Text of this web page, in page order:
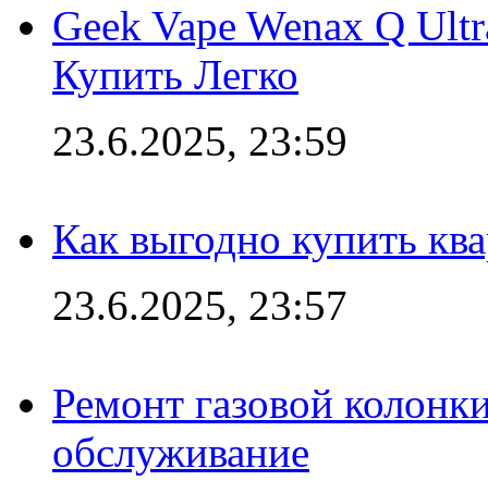
Geek Vape Wenax Q
Купить Легко
23.6.2025, 23:59
Как выгодно купить
23.6.2025, 23:57
Ремонт газовой
обслуживание